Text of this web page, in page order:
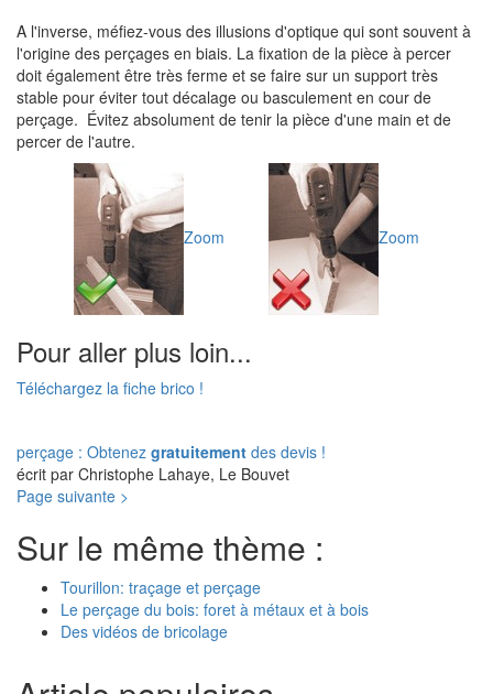
A l'inverse, méfiez-vous des illusions d'optique qui sont souvent à
l'origine des perçages en biais. La fixation de la pièce à percer
doit également être très ferme et se faire sur un support très
stable pour éviter tout décalage ou basculement en cour de
perçage. Évitez absolument de tenir la pièce d'une main et de
percer de l'autre.
Zoom Zoom
Pour aller plus loin...
Téléchargez la fiche brico !
perçage : Obtenez gratuitement des devis !
écrit par Christophe Lahaye, Le Bouvet
Page suivante >
Sur le même thème :
Tourillon: traçage et perçage
Le perçage du bois: foret à métaux et à bois
Des vidéos de bricolage